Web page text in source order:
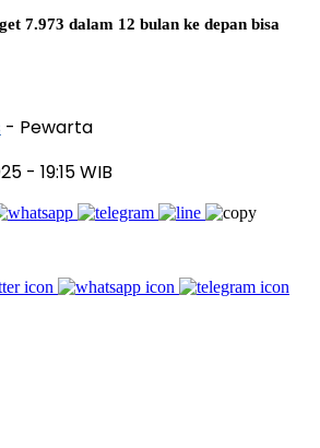
7.973 dalam 12 bulan ke depan bisa
- Pewarta
- 19:15 WIB